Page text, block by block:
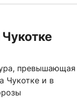
превышающая
Чукотке и в